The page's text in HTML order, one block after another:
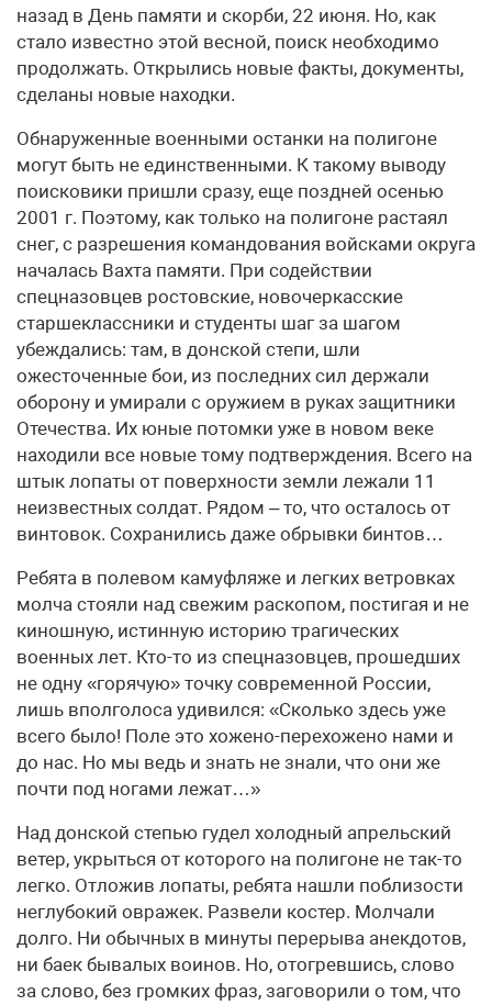
назад в День памяти и скорби, 22 июня. Но, как
стало известно этой весной, поиск необходимо
продолжать. Открылись новые факты, документы,
сделаны новые находки.
Обнаруженные военными останки на полигоне
могут быть не единственными. К такому выводу
поисковики пришли сразу, еще поздней осенью
2001 г. Поэтому, как только на полигоне растаял
снег, с разрешения командования войсками округа
началась Вахта памяти. При содействии
спецназовцев ростовские, новочеркасские
старшеклассники и студенты шаг за шагом
убеждались: там, в донской степи, шли
ожесточенные бои, из последних сил держали
оборону и умирали с оружием в руках защитники
Отечества. Их юные потомки уже в новом веке
находили все новые тому подтверждения. Всего на
штык лопаты от поверхности земли лежали 11
неизвестных солдат. Рядом – то, что осталось от
винтовок. Сохранились даже обрывки бинтов…
Ребята в полевом камуфляже и легких ветровках
молча стояли над свежим раскопом, постигая и не
киношную, истинную историю трагических
военных лет. Кто-то из спецназовцев, прошедших
не одну «горячую» точку современной России,
лишь вполголоса удивился: «Сколько здесь уже
всего было! Поле это хожено-перехожено нами и
до нас. Но мы ведь и знать не знали, что они же
почти под ногами лежат…»
Над донской степью гудел холодный апрельский
ветер, укрыться от которого на полигоне не так-то
легко. Отложив лопаты, ребята нашли поблизости
неглубокий овражек. Развели костер. Молчали
долго. Ни обычных в минуты перерыва анекдотов,
ни баек бывалых воинов. Но, отогревшись, слово
за слово, без громких фраз, заговорили о том, что